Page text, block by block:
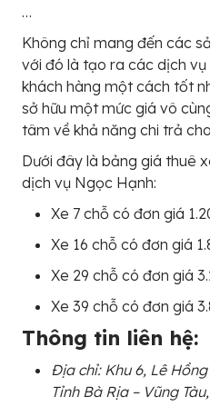
…
Không chỉ mang đến các
với đó là tạo ra các dịch
khách hàng một cách tốt
sở hữu một mức giá vô
tâm về khả năng chi trả
Dưới đây là bảng giá thuê
dịch vụ Ngọc Hạnh:
Xe 7 chỗ có đơn giá
Xe 16 chỗ có đơn giá
Xe 29 chỗ có đơn giá
Xe 39 chỗ có đơn giá
Thông tin liên hệ:
Địa chỉ: Khu 6, Lê
Tỉnh Bà Rịa – Vũng